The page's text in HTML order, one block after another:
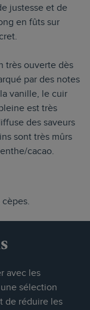
justesse et de
en fûts sur
très ouverte dès
par des notes
vanille, le cuir
est très
des saveurs
sont très mûrs
cacao.
avec les
sélection
de réduire les